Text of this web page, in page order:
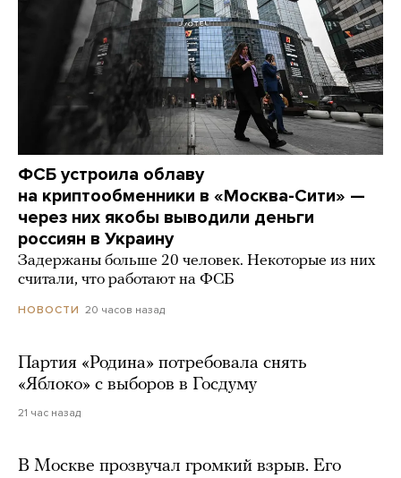
ФСБ устроила облаву
на криптообменники в «Москва-Сити» —
через них якобы выводили деньги
россиян в Украину
Задержаны больше 20 человек. Некоторые из них
считали, что работают на ФСБ
НОВОСТИ 20 часов назад
Партия «Родина» потребовала снять
«Яблоко» с выборов в Госдуму
21 час назад
В Москве прозвучал громкий взрыв. Его